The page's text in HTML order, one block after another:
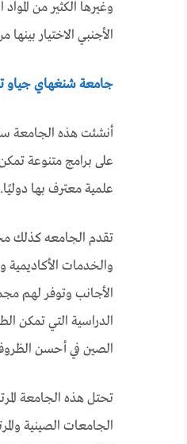
وغيرها الكثير من
الأجنبي الاختيار
جامعة شنغهاي جياو
على برامج متنوعة
علمية معترف بها دوليًا.
تقدم الجامعه كذلك
والخدمات الأكاديمية
الأجانب وتوفر لهم
الدراسية التي تمكن
الصين في أحسن
تحتل هذه الجامعة